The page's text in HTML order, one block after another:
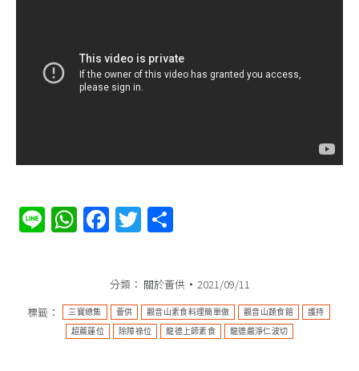
LineWhatsApp
Facebook
Twitter
分類： 關於薈供
2021/09/11
標籤：
三寶總集 薈供 觀音山素食料理簡單做 觀音山蔬食館 護持
超薦蓮位 除障祿位 龍德上師素食 龍德嚴淨仁波切